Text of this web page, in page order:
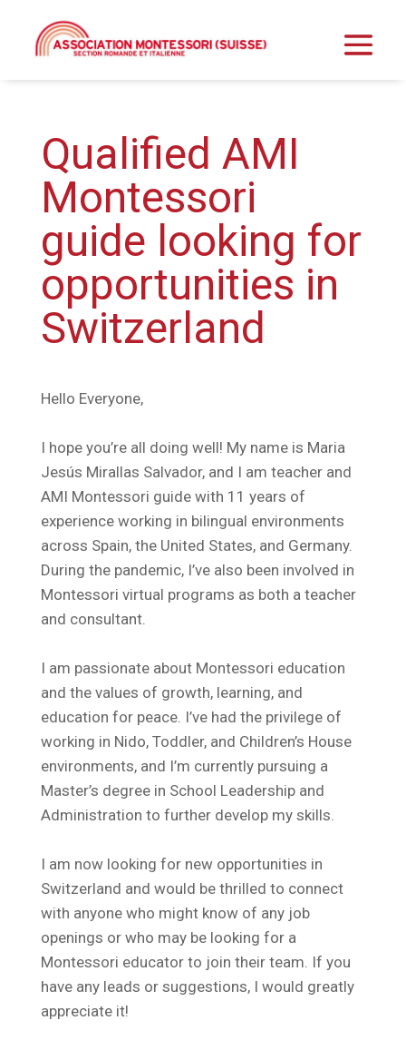
Qualified AMI
Montessori
guide looking for
opportunities in
Switzerland
Hello Everyone,
I hope you’re all doing well! My name is Maria
Jesús Mirallas Salvador, and I am teacher and
AMI Montessori guide with 11 years of
experience working in bilingual environments
across Spain, the United States, and Germany.
During the pandemic, I’ve also been involved in
Montessori virtual programs as both a teacher
and consultant.
I am passionate about Montessori education
and the values of growth, learning, and
education for peace. I’ve had the privilege of
working in Nido, Toddler, and Children’s House
environments, and I’m currently pursuing a
Master’s degree in School Leadership and
Administration to further develop my skills.
I am now looking for new opportunities in
Switzerland and would be thrilled to connect
with anyone who might know of any job
openings or who may be looking for a
Montessori educator to join their team. If you
have any leads or suggestions, I would greatly
appreciate it!